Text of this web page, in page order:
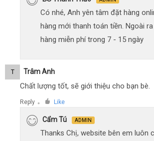
Có nhé, Anh yên tâm đặt hàng
hàng mới thanh toán tiền. Ngoài
hàng miễn phí trong 7 - 15 ngày
T Trâm Anh
Chất lượng tốt, sẽ giới thiệu cho bạn bè.
Reply ● Like
Cẩm Tú ADMIN
Thanks Chị, website bên em luôn